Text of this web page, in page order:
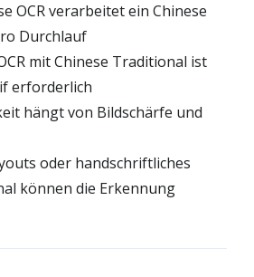
OCR verarbeitet ein Chinese
Durchlauf
mit Chinese Traditional ist
erforderlich
hängt von Bildschärfe und
oder handschriftliches
können die Erkennung